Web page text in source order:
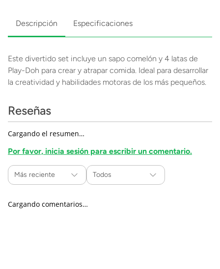
Descripción Especificaciones
Este divertido set incluye un sapo comelón y 4 latas de
Play-Doh para crear y atrapar comida. Ideal para desarrollar
la creatividad y habilidades motoras de los más pequeños.
Reseñas
Cargando el resumen…
Por favor, inicia sesión para escribir un comentario.
Más reciente Todos
Cargando comentarios…